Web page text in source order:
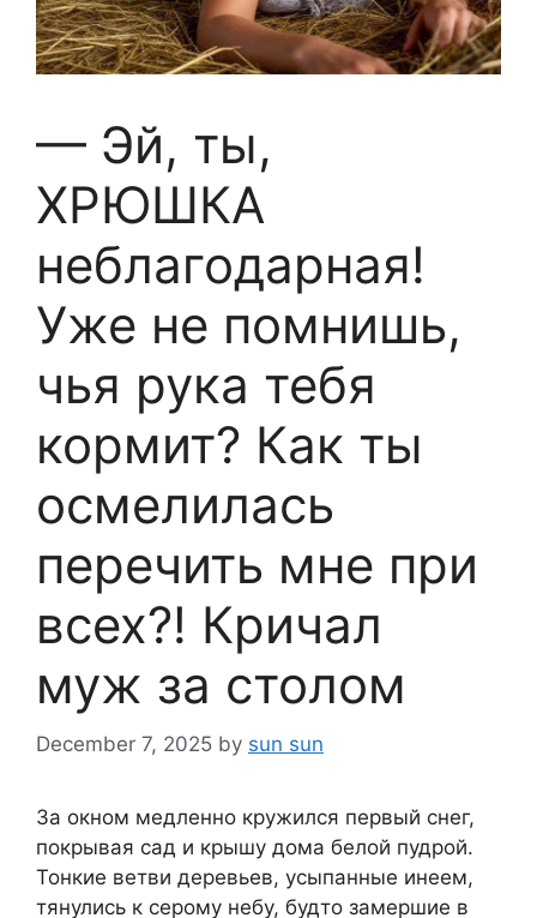
— Эй, ты,
ХРЮШКА
неблагодарная!
Уже не помнишь,
чья рука тебя
кормит? Как ты
осмелилась
перечить мне при
всех?! Кричал
муж за столом
December 7, 2025 by sun sun
За окном медленно кружился первый снег,
покрывая сад и крышу дома белой пудрой.
Тонкие ветви деревьев, усыпанные инеем,
тянулись к серому небу, будто замершие в